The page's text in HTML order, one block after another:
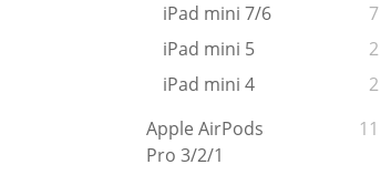
iPad mini 7/6
7
iPad mini 5
2
iPad mini 4
2
Apple AirPods
Pro 3/2/1
11